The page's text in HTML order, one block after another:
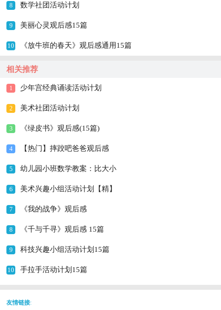
8 数学社团活动计划
9 美丽心灵观后感15篇
10 《放牛班的春天》观后感通用15篇
相关推荐
1 少年宫经典诵读活动计划
2 美术社团活动计划
3 《绿皮书》观后感(15篇)
4 【热门】摔跤吧爸爸观后感
5 幼儿园小班数学教案：比大小
6 美术兴趣小组活动计划【精】
7 《我的战争》观后感
8 《千与千寻》观后感 15篇
9 科技兴趣小组活动计划15篇
10 手拉手活动计划15篇
友情链接: